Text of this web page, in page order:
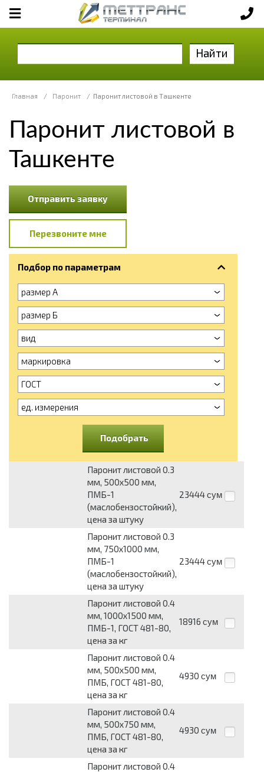
Найти
Главная / Паронит / Паронит листовой в Ташкенте
Паронит листовой в
Ташкенте
Отправить заявку
Перезвоните мне
Подбор по параметрам
размер А
размер Б
вид
маркировка
ГОСТ
ед. измерения
Подобрать
Паронит листовой 0.3
мм, 500х500 мм,
ПМБ-1
(маслобензостойкий),
цена за штуку
23444 сум
Паронит листовой 0.3
мм, 750х1000 мм,
ПМБ-1
(маслобензостойкий),
цена за штуку
23444 сум
Паронит листовой 0.4
мм, 1000х1500 мм,
ПМБ-1, ГОСТ 481-80,
цена за кг
18916 сум
Паронит листовой 0.4
мм, 500х500 мм,
ПМБ, ГОСТ 481-80,
цена за кг
4930 сум
Паронит листовой 0.4
мм, 500х750 мм,
ПМБ, ГОСТ 481-80,
цена за кг
4930 сум
Паронит листовой 0.4